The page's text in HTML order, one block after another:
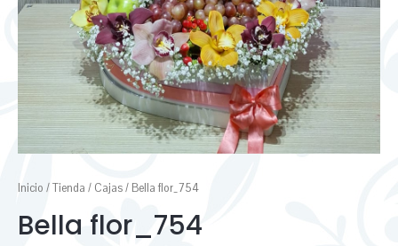
Inicio /Tienda / Cajas/ Bella flor_754
Bella flor_754